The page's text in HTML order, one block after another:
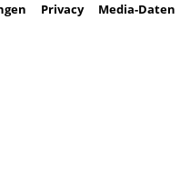
Privacy Media-Daten